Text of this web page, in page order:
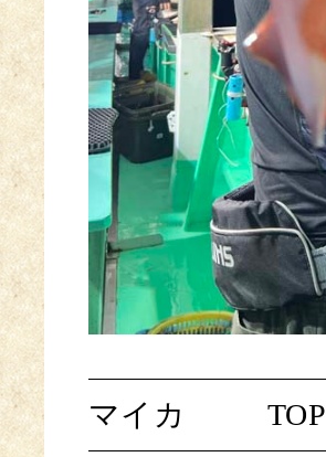
マイカ TOP